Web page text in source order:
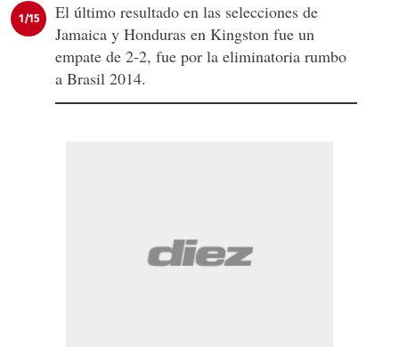
1/15
El último resultado en las selecciones de
Jamaica y Honduras en Kingston fue un
empate de 2-2, fue por la eliminatoria rumbo
a Brasil 2014.